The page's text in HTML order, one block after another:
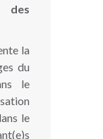
des
la
du
le
le